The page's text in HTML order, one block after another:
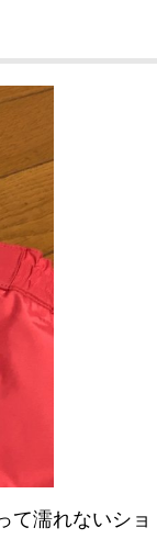
て濡れないショ